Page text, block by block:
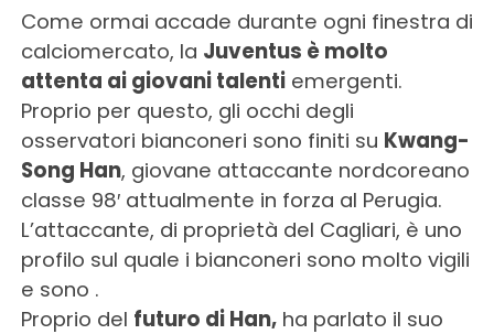
Come ormai accade durante ogni finestra di
calciomercato, la Juventus è molto
attenta ai giovani talentiemergenti.
Proprio per questo, gli occhi degli
osservatori bianconeri sono finiti su Kwang-
Song Han, giovane attaccante nordcoreano
classe 98′ attualmente in forza al Perugia.
L’attaccante, di proprietà del Cagliari, è uno
profilo sul quale i bianconeri sono molto vigili
e sono .
Proprio del futuro di Han,ha parlato il suo